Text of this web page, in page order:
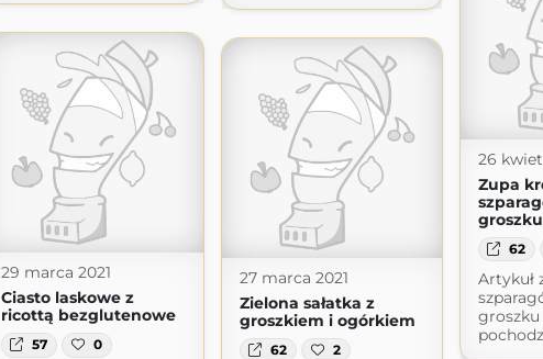
26
Zupa
groszku
62
Artykuł
groszku
29 marca 2021
Ciasto laskowe z
ricottą bezglutenowe
57 0
27 marca 2021
Zielona sałatka z
groszkiem i ogórkiem
62 2